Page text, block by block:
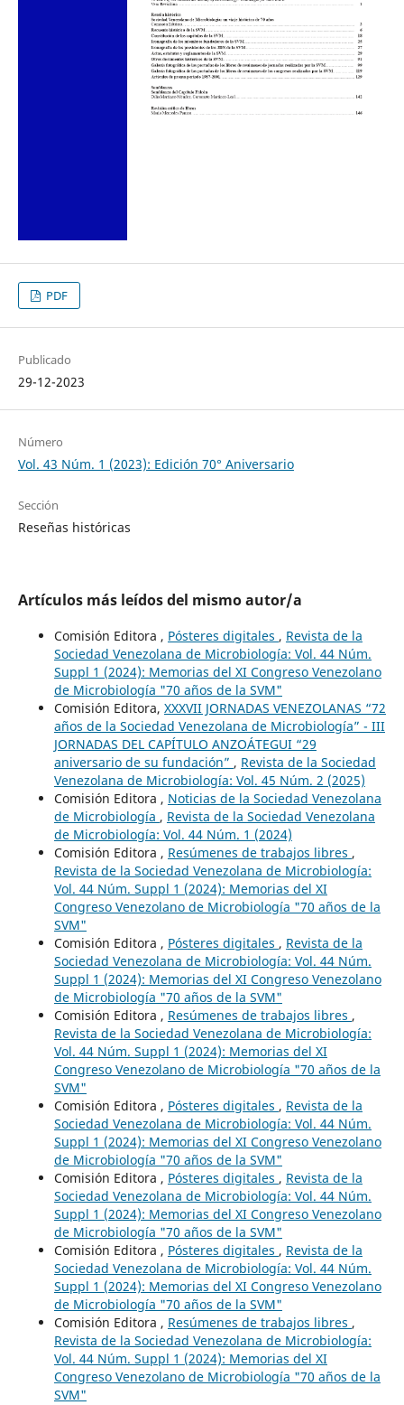
PDF
Publicado
29-12-2023
Número
Vol. 43 Núm. 1 (2023): Edición 70° Aniversario
Sección
Reseñas históricas
Artículos más leídos del mismo autor/a
Comisión Editora , Pósteres digitales , Revista de la
Sociedad Venezolana de Microbiología: Vol. 44 Núm.
Suppl 1 (2024): Memorias del XI Congreso Venezolano
de Microbiología "70 años de la SVM"
Comisión Editora, XXXVII JORNADAS VENEZOLANAS “72
años de la Sociedad Venezolana de Microbiología” - III
JORNADAS DEL CAPÍTULO ANZOÁTEGUI “29
aniversario de su fundación” , Revista de la Sociedad
Venezolana de Microbiología: Vol. 45 Núm. 2 (2025)
Comisión Editora , Noticias de la Sociedad Venezolana
de Microbiología , Revista de la Sociedad Venezolana
de Microbiología: Vol. 44 Núm. 1 (2024)
Comisión Editora , Resúmenes de trabajos libres ,
Revista de la Sociedad Venezolana de Microbiología:
Vol. 44 Núm. Suppl 1 (2024): Memorias del XI
Congreso Venezolano de Microbiología "70 años de la
SVM"
Comisión Editora , Pósteres digitales , Revista de la
Sociedad Venezolana de Microbiología: Vol. 44 Núm.
Suppl 1 (2024): Memorias del XI Congreso Venezolano
de Microbiología "70 años de la SVM"
Comisión Editora , Resúmenes de trabajos libres ,
Revista de la Sociedad Venezolana de Microbiología:
Vol. 44 Núm. Suppl 1 (2024): Memorias del XI
Congreso Venezolano de Microbiología "70 años de la
SVM"
Comisión Editora , Pósteres digitales , Revista de la
Sociedad Venezolana de Microbiología: Vol. 44 Núm.
Suppl 1 (2024): Memorias del XI Congreso Venezolano
de Microbiología "70 años de la SVM"
Comisión Editora , Pósteres digitales , Revista de la
Sociedad Venezolana de Microbiología: Vol. 44 Núm.
Suppl 1 (2024): Memorias del XI Congreso Venezolano
de Microbiología "70 años de la SVM"
Comisión Editora , Pósteres digitales , Revista de la
Sociedad Venezolana de Microbiología: Vol. 44 Núm.
Suppl 1 (2024): Memorias del XI Congreso Venezolano
de Microbiología "70 años de la SVM"
Comisión Editora , Resúmenes de trabajos libres ,
Revista de la Sociedad Venezolana de Microbiología:
Vol. 44 Núm. Suppl 1 (2024): Memorias del XI
Congreso Venezolano de Microbiología "70 años de la
SVM"